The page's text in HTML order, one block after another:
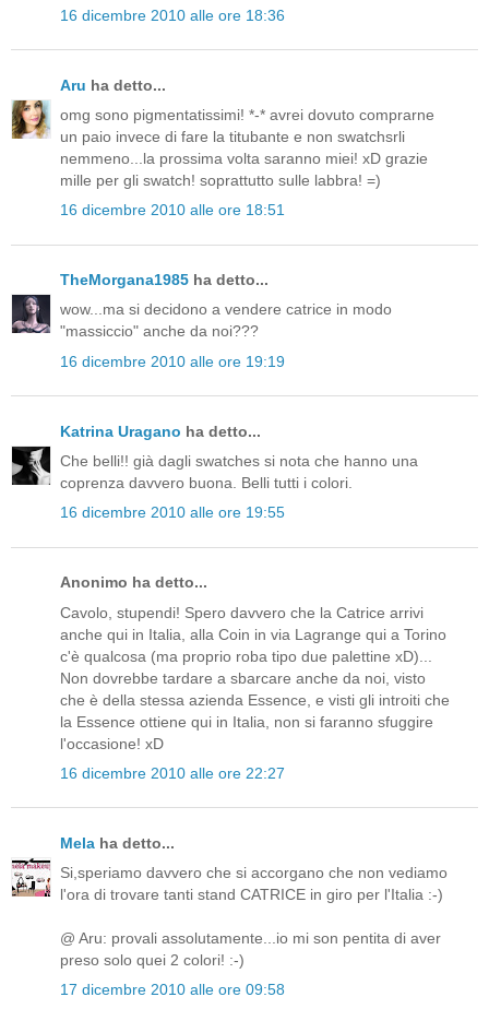
16 dicembre 2010 alle ore 18:36
Aru ha detto...
omg sono pigmentatissimi! *-* avrei dovuto comprarne
un paio invece di fare la titubante e non swatchsrli
nemmeno...la prossima volta saranno miei! xD grazie
mille per gli swatch! soprattutto sulle labbra! =)
16 dicembre 2010 alle ore 18:51
TheMorgana1985 ha detto...
wow...ma si decidono a vendere catrice in modo
"massiccio" anche da noi???
16 dicembre 2010 alle ore 19:19
Katrina Uragano ha detto...
Che belli!! già dagli swatches si nota che hanno una
coprenza davvero buona. Belli tutti i colori.
16 dicembre 2010 alle ore 19:55
Anonimo ha detto...
Cavolo, stupendi! Spero davvero che la Catrice arrivi
anche qui in Italia, alla Coin in via Lagrange qui a Torino
c'è qualcosa (ma proprio roba tipo due palettine xD)...
Non dovrebbe tardare a sbarcare anche da noi, visto
che è della stessa azienda Essence, e visti gli introiti che
la Essence ottiene qui in Italia, non si faranno sfuggire
l'occasione! xD
16 dicembre 2010 alle ore 22:27
Mela ha detto...
Si,speriamo davvero che si accorgano che non vediamo
l'ora di trovare tanti stand CATRICE in giro per l'Italia :-)
@ Aru: provali assolutamente...io mi son pentita di aver
preso solo quei 2 colori! :-)
17 dicembre 2010 alle ore 09:58